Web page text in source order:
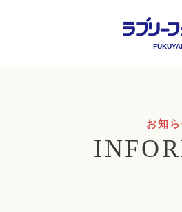
お知